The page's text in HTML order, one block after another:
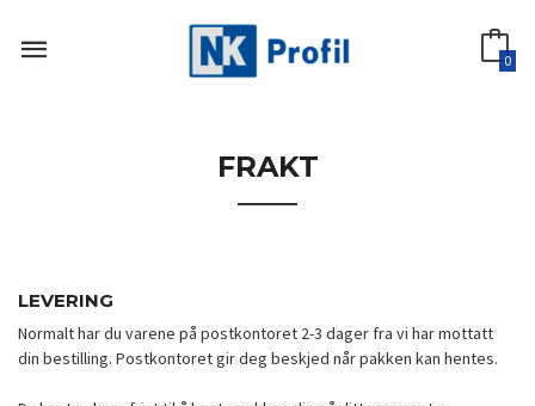
innholdet
0
FRAKT
LEVERING
Normalt har du varene på postkontoret 2-3 dager fra vi har mottatt
din bestilling. Postkontoret gir deg beskjed når pakken kan hentes.